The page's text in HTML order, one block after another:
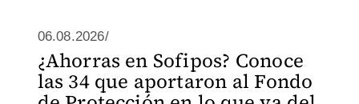
06.08.2026/
¿Ahorras en Sofipos? Conoce
las 34 que aportaron al Fondo